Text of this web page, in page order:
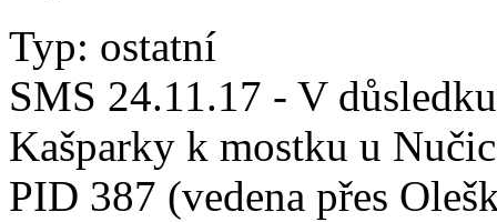
Typ: ostatní
SMS 24.11.17 - V
Kašparky k mostku u
PID 387 (vedena přes